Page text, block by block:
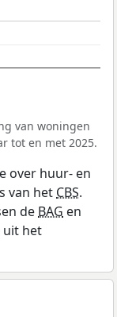
van woningen
tot en met 2025.
over huur- en
van het CBS.
de BAG en
uit het